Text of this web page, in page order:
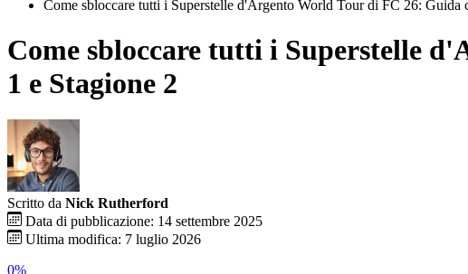
Come sbloccare tutti i Superstelle d'Argento World Tour di FC 26: Guida
Come sbloccare tutti i Superstelle
1 e Stagione 2
Scritto da Nick Rutherford
Data di pubblicazione: 14 settembre 2025
Ultima modifica: 7 luglio 2026
0%